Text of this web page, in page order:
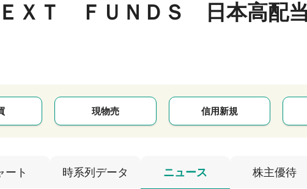
ＥＸＴ ＦＵＮＤＳ 日本高配
現物売 信用新規
ート 時系列データ ニュース 株主優待